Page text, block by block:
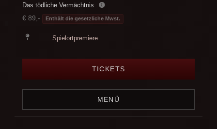
Das tödliche Vermächtnis
€ 89,- Enthält die gesetzliche Mwst.
Spielortpremiere
TICKETS
MENÜ